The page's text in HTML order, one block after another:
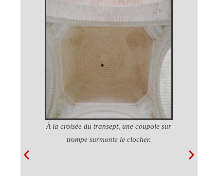
À la croisée du transept, une coupole sur
trompe surmonte le clocher.